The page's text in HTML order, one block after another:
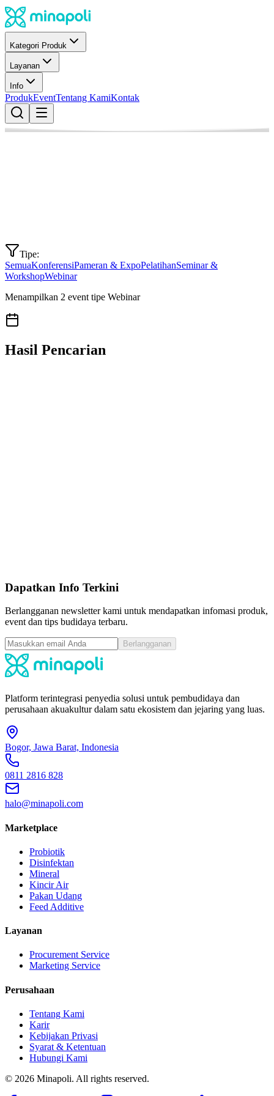
Kategori Produk
Layanan
Info
ProdukEventTentang KamiKontak
Tipe:
SemuaKonferensiPameran & ExpoPelatihanSeminar &
WorkshopWebinar
Menampilkan 2 event tipe Webinar
Hasil Pencarian
Dapatkan Info Terkini
Berlangganan newsletter kami untuk mendapatkan infomasi produk,
event dan tips budidaya terbaru.
Berlangganan
Platform terintegrasi penyedia solusi untuk pembudidaya dan
perusahaan akuakultur dalam satu ekosistem dan jejaring yang luas.
Bogor, Jawa Barat, Indonesia
0811 2816 828
halo@minapoli.com
Marketplace
Probiotik
Disinfektan
Mineral
Kincir Air
Pakan Udang
Feed Additive
Layanan
Procurement Service
Marketing Service
Perusahaan
Tentang Kami
Karir
Kebijakan Privasi
Syarat & Ketentuan
Hubungi Kami
© 2026 Minapoli. All rights reserved.